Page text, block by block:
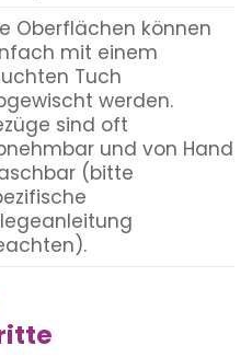
Oberflächen können
mit einem
Tuch
werden.
sind oft
und von Hand
(bitte